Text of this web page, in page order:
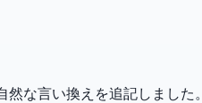
な言い換えを追記しました。